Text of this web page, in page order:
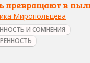
превращают в
Миропольцева
И СОМНЕНИЯ